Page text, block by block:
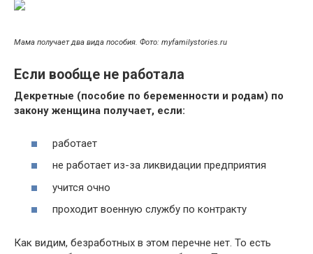
Мама получает два вида пособия. Фото: myfamilystories.ru
Если вообще не работала
Декретные (пособие по беременности и родам) по
закону женщина получает, если:
работает
не работает из-за ликвидации предприятия
учится очно
проходит военную службу по контракту
Как видим, безработных в этом перечне нет. То есть